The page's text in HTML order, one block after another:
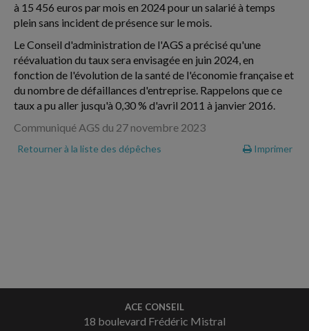
à 15 456 euros par mois en 2024 pour un salarié à temps
plein sans incident de présence sur le mois.
Le Conseil d'administration de l'AGS a précisé qu'une
réévaluation du taux sera envisagée en juin 2024, en
fonction de l'évolution de la santé de l'économie française et
du nombre de défaillances d'entreprise. Rappelons que ce
taux a pu aller jusqu'à 0,30 % d'avril 2011 à janvier 2016.
Communiqué AGS du 27 novembre 2023
Retourner à la liste des dépêches Imprimer
ACE CONSEIL
18 boulevard Frédéric Mistral